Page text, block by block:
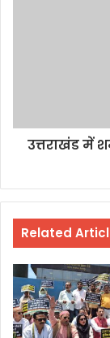
उत्तराखंड में
Related